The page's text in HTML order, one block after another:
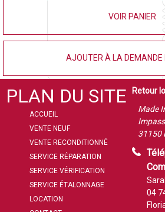
VOIR PANIER
AJOUTER À LA DEMANDE
PLAN DU SITE
ACCUEIL
VENTE NEUF
VENTE RECONDITIONNÉ
SERVICE RÉPARATION
SERVICE VÉRIFICATION
SERVICE ÉTALONNAGE
LOCATION
Retour
Made
31150
04